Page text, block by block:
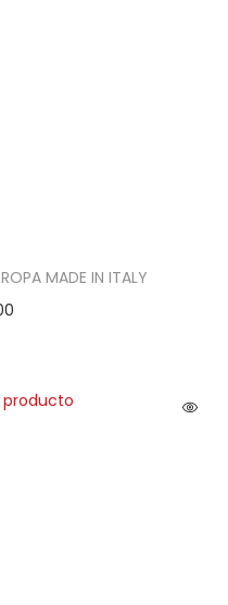
MADE IN ITALY